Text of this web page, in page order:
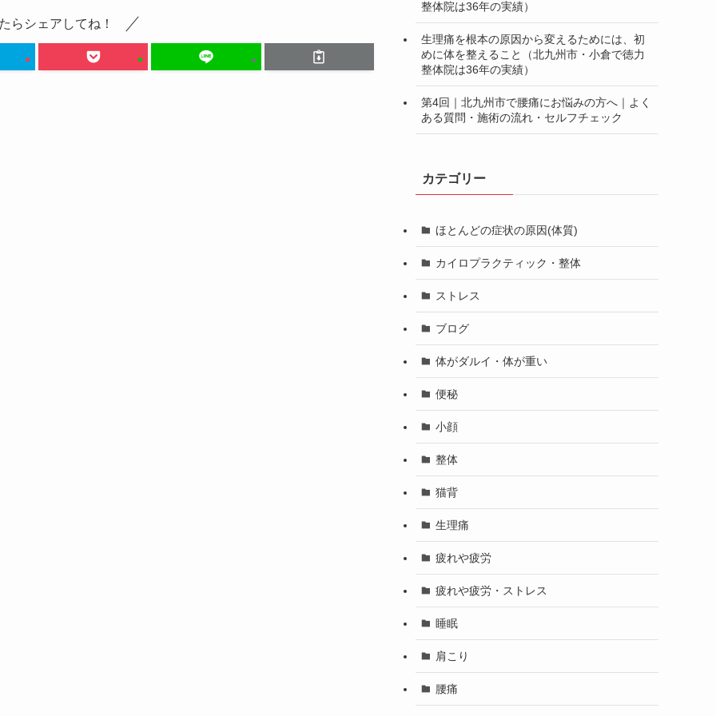
らシェアしてね！
整体院は36年の実績）
生理痛を根本の原因から変えるためには、初
めに体を整えること（北九州市・小倉で徳力
整体院は36年の実績）
第4回｜北九州市で腰痛にお悩みの方へ｜よく
ある質問・施術の流れ・セルフチェック
カテゴリー
ほとんどの症状の原因(体質)
カイロプラクティック・整体
ストレス
ブログ
体がダルイ・体が重い
便秘
小顔
整体
猫背
生理痛
疲れや疲労
疲れや疲労・ストレス
睡眠
肩こり
腰痛